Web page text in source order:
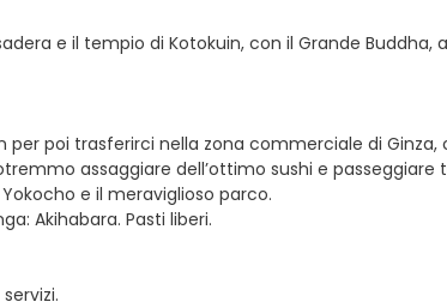
e il tempio di Kotokuin, con il Grande Buddha,
poi trasferirci nella zona commerciale di Ginza,
assaggiare dell’ottimo sushi e
e il meraviglioso parco.
Akihabara. Pasti liberi.